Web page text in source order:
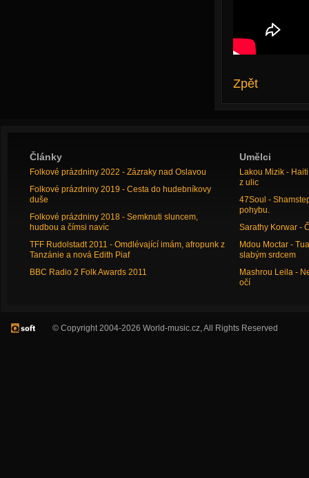
Zpět
Články
Folkové prázdniny 2022 - Zázraky nad Oslavou
Folkové prázdniny 2019 - Cesta do hudebníkovy
duše
Folkové prázdniny 2018 - Semknuti sluncem,
hudbou a čímsi navíc
TFF Rudolstadt 2011 - Omdlévající imám, afropunk z
Tanzánie a nová Edith Piaf
BBC Radio 2 Folk Awards 2011
Umělci
Lakou Mizik -
z ulic
47Soul -
pohybu.
Sarathy Korwar -
Mdou Moctar -
slabým srdcem
Mashrou Leila -
očí
© Copyright 2004-2026 World-music.cz, All Rights Reserved